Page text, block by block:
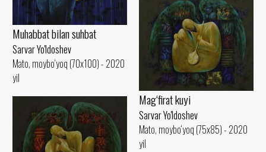
Muhabbat bilan suhbat
Sarvar Yo'ldoshev
Mato, moybo‘yoq (70x100) - 2020
yil
Mag‘firat kuyi
Sarvar Yo'ldoshev
Mato, moybo‘yoq (75x85) - 2020
yil